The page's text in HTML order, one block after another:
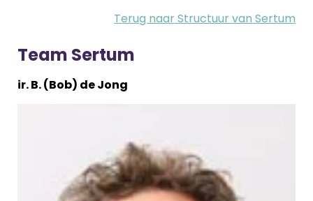
Terug naar Structuur van Sertum
Team Sertum
ir. B. (Bob) de Jong